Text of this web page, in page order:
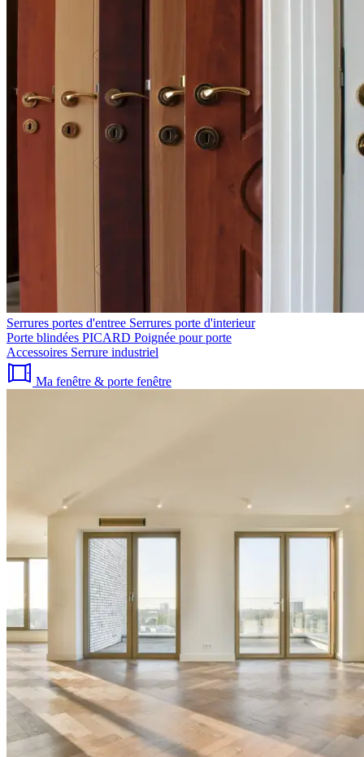
Serrures portes d'entree Serrures porte d'interieur
Porte blindées PICARD Poignée pour porte
Accessoires Serrure industriel
Ma fenêtre & porte fenêtre